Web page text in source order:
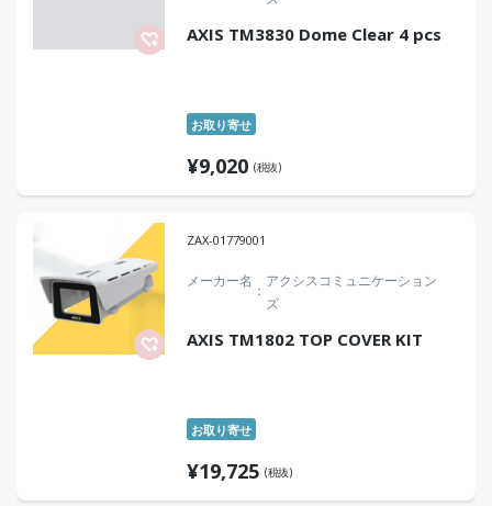
AXIS TM3830 Dome Clear 4 pcs
お取り寄せ
¥9,020 (税抜)
ZAX-01779001
メーカー名
アクシスコミュニケーション
ズ
AXIS TM1802 TOP COVER KIT
お取り寄せ
¥19,725 (税抜)